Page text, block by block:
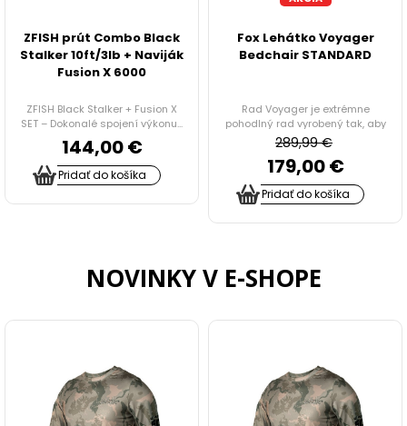
ZFISH prút Combo Black
Stalker 10ft/3lb + Naviják
Fusion X 6000
ZFISH Black Stalker + Fusion X
SET – Dokonalé spojení výkonu...
144,00 €
Pridať do košíka
Fox Lehátko Voyager
Bedchair STANDARD
Rad Voyager je extrémne
pohodlný rad vyrobený tak, aby
vyh...
289,99 €
179,00 €
Pridať do košíka
NOVINKY V E-SHOPE
STOLÍKY DO BIVAKU
TERMO A JEDÁLENSKÉ TAŠKY
ODPUDZOVAČE HMYZU
TAŠKY, BATOHY A PUZDRA
RYBÁRSKE DOPLNKY
HYGIENA
Hotové jedlá